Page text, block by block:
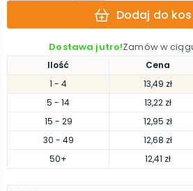
Ilość Cena
1 - 4 13,49 zł
5 - 14 13,22 zł
15 - 29 12,95 zł
30 - 49 12,68 zł
50+ 12,41 zł
Dodaj do
Dostawa jutro!Zamów w